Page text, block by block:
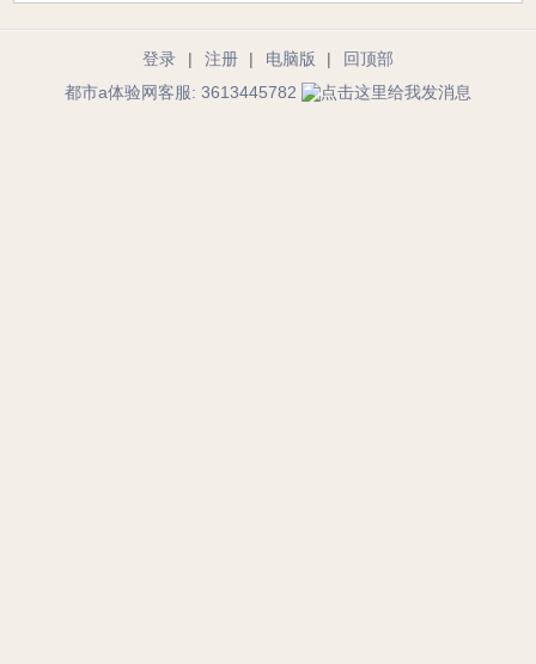
登录 | 注册 | 电脑版 |
回顶部
都市a体验网客服: 3613445782